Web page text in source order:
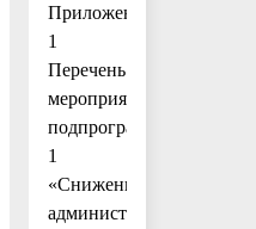
Приложение
1
Перечень
мероприятий
подпрограммы
1
«Снижение
административных